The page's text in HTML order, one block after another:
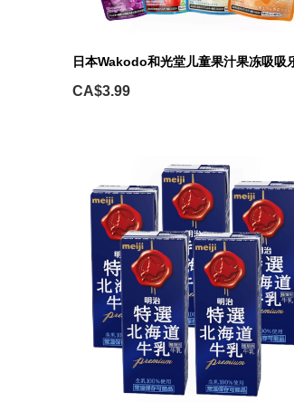
日本Wakodo和光堂儿童果汁果冻吸吸
CA$3.99